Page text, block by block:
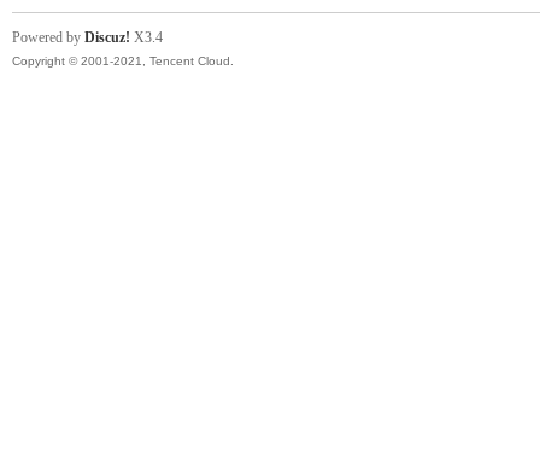
Powered by Discuz! X3.4
Copyright © 2001-2021, Tencent Cloud.